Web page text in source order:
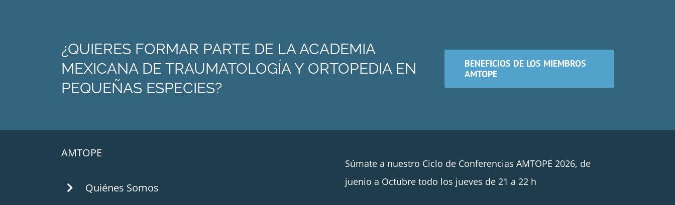
¿QUIERES FORMAR PARTE DE LA ACADEMIA
MEXICANA DE TRAUMATOLOGÍA Y ORTOPEDIA EN
PEQUEÑAS ESPECIES?
BENEFICIOS DE LOS MIEMBROS
AMTOPE
AMTOPE
Quiénes Somos
Súmate a nuestro Ciclo de Conferencias AMTOPE 2026, de
juenio a Octubre todo los jueves de 21 a 22 h